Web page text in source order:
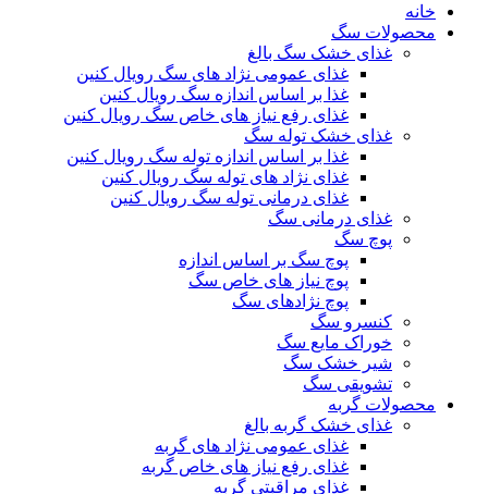
خانه
محصولات سگ
غذای خشک سگ بالغ
غذای عمومی نژاد های سگ رویال کنین
غذا بر اساس اندازه سگ رویال کنین
غذای رفع نیاز های خاص سگ رویال کنین
غذای خشک توله سگ
غذا بر اساس اندازه توله سگ رویال کنین
غذای نژاد های توله سگ رویال کنین
غذای درمانی توله سگ رویال کنین
غذای درمانی سگ
پوچ سگ
پوچ سگ بر اساس اندازه
پوچ نیاز های خاص سگ
پوچ نژادهای سگ
کنسرو سگ
خوراک مایع سگ
شیر خشک سگ
تشویقی سگ
محصولات گربه
غذای خشک گربه بالغ
غذای عمومی نژاد های گربه
غذای رفع نیاز های خاص گربه
غذای مراقبتی گربه